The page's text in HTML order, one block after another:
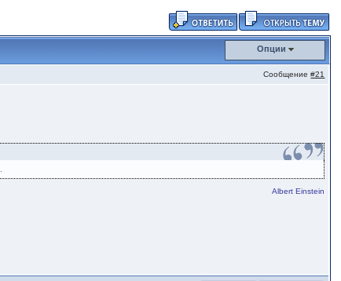
Опции
Сообщение#21
Albert Einstein